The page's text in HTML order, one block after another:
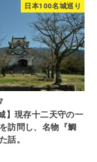
日本100名城巡り
】現存十二天守の一
訪問し、名物『鯛
話。